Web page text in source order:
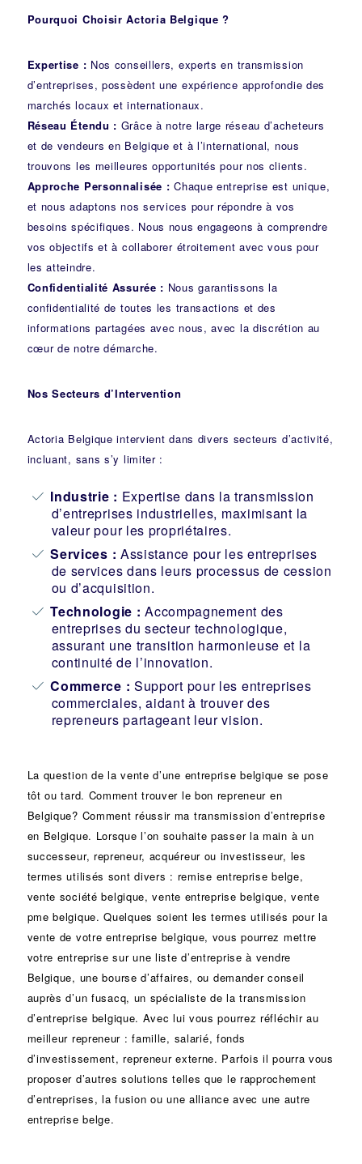
Pourquoi Choisir Actoria Belgique ?
Expertise : Nos conseillers, experts en transmission
d’entreprises, possèdent une expérience approfondie des
marchés locaux et internationaux.
Réseau Étendu : Grâce à notre large réseau d’acheteurs
et de vendeurs en Belgique et à l’international, nous
trouvons les meilleures opportunités pour nos clients.
Approche Personnalisée : Chaque entreprise est unique,
et nous adaptons nos services pour répondre à vos
besoins spécifiques. Nous nous engageons à comprendre
vos objectifs et à collaborer étroitement avec vous pour
les atteindre.
Confidentialité Assurée : Nous garantissons la
confidentialité de toutes les transactions et des
informations partagées avec nous, avec la discrétion au
cœur de notre démarche.
Nos Secteurs d’Intervention
Actoria Belgique intervient dans divers secteurs d’activité,
incluant, sans s’y limiter :
Industrie : Expertise dans la transmission
d’entreprises industrielles, maximisant la
valeur pour les propriétaires.
Services : Assistance pour les entreprises
de services dans leurs processus de cession
ou d’acquisition.
Technologie : Accompagnement des
entreprises du secteur technologique,
assurant une transition harmonieuse et la
continuité de l’innovation.
Commerce : Support pour les entreprises
commerciales, aidant à trouver des
repreneurs partageant leur vision.
La question de la vente d’une entreprise belgique se pose
tôt ou tard. Comment trouver le bon repreneur en
Belgique? Comment réussir ma transmission d’entreprise
en Belgique. Lorsque l’on souhaite passer la main à un
successeur, repreneur, acquéreur ou investisseur, les
termes utilisés sont divers : remise entreprise belge,
vente société belgique, vente entreprise belgique, vente
pme belgique. Quelques soient les termes utilisés pour la
vente de votre entreprise belgique, vous pourrez mettre
votre entreprise sur une liste d’entreprise à vendre
Belgique, unebourse d’affaires, ou demander conseil
auprès d’un fusacq, un spécialiste de latransmission
d’entreprise belgique. Avec lui vous pourrez réfléchir au
meilleur repreneur :famille, salarié, fonds
d’investissement, repreneur externe. Parfois il pourra vous
proposer d’autres solutions telles que le rapprochement
d’entreprises, lafusion ou unealliance avec une autre
entreprise belge.